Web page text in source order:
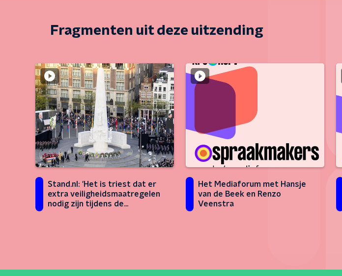
Fragmenten uit deze uitzending
Stand.nl: 'Het is triest dat er
extra veiligheidsmaatregelen
nodig zijn tijdens de
Het Mediaforum met Hansje
van de Beek en Renzo
Veenstra